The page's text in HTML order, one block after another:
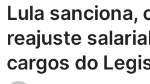
Lula sanciona,
reajuste
cargos do